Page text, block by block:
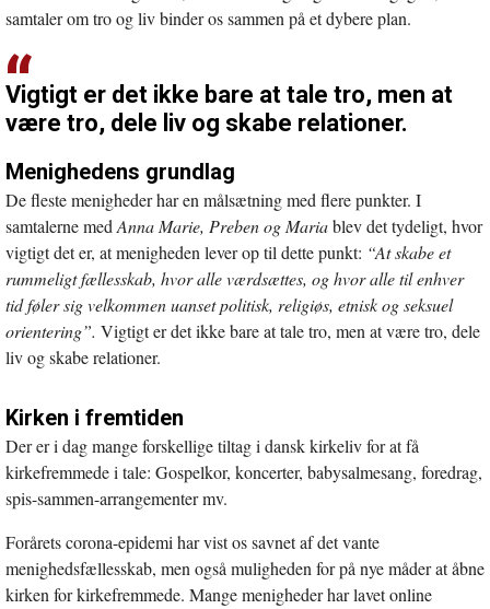
samtaler om tro og liv binder os sammen på et dybere plan.
Vigtigt er det ikke bare at tale tro, men at
være tro, dele liv og skabe relationer.
Menighedens grundlag
De fleste menigheder har en målsætning med flere punkter. I
samtalerne med Anna Marie, Preben og Mariablev det tydeligt, hvor
vigtigt det er, at menigheden lever op til dette punkt: “At skabe et
rummeligt fællesskab, hvor alle værdsættes, og hvor alle til enhver
tid føler sig velkommen uanset politisk, religiøs, etnisk og seksuel
orientering”. Vigtigt er det ikke bare at tale tro, men at være tro, dele
liv og skabe relationer.
Kirken i fremtiden
Der er i dag mange forskellige tiltag i dansk kirkeliv for at få
kirkefremmede i tale: Gospelkor, koncerter, babysalmesang, foredrag,
spis-sammen-arrangementer mv.
Forårets corona-epidemi har vist os savnet af det vante
menighedsfællesskab, men også muligheden for på nye måder at åbne
kirken for kirkefremmede. Mange menigheder har lavet online